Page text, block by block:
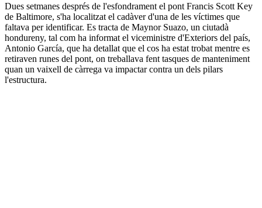
Dues setmanes després de l'esfondrament el pont Francis Scott Key
de Baltimore, s'ha localitzat el cadàver d'una de les víctimes que
faltava per identificar. Es tracta de Maynor Suazo, un ciutadà
hondureny, tal com ha informat el viceministre d'Exteriors del país,
Antonio García, que ha detallat que el cos ha estat trobat mentre es
retiraven runes del pont, on treballava fent tasques de manteniment
quan un vaixell de càrrega va impactar contra un dels pilars
l'estructura.